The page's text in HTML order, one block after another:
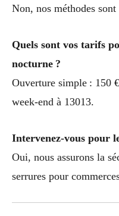
Non, nos méthodes
Quels sont vos tarifs
nocturne ?
Ouverture simple : 150
week-end à 13013.
Intervenez-vous pour
Oui, nous assurons la
serrures pour